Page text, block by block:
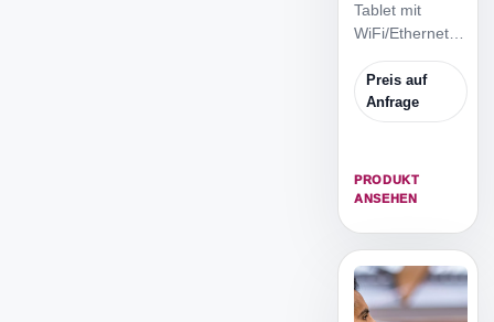
Tablet mit
WiFi/Ethernet,
und
verstellbarem
Stativ für
Anlagen.
Preis auf
Anfrage
PRODUKT
ANSEHEN